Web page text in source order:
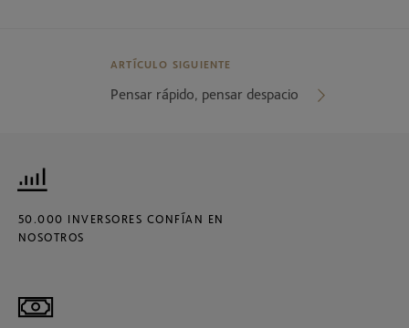
ARTÍCULO SIGUIENTE
Pensar rápido, pensar despacio
50.000 INVERSORES CONFÍAN EN
NOSOTROS